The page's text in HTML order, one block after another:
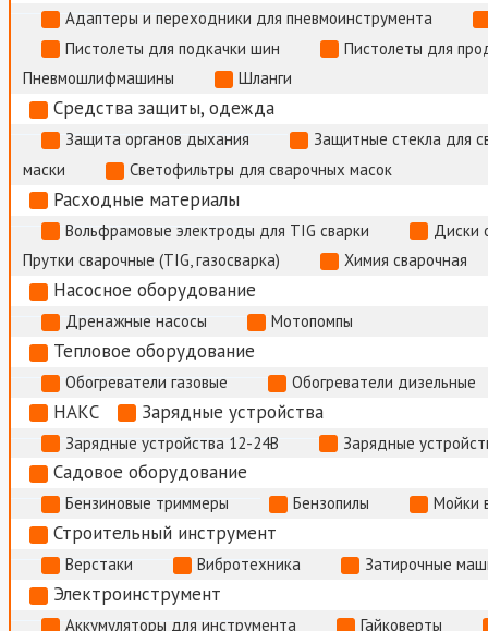
Адаптеры и переходники для пневмоинструмента
Пистолеты для подкачки шин
Пистолеты для
Пневмошлифмашины
Шланги
Средства защиты, одежда
Защита органов дыхания
Защитные стекла для
маски
Светофильтры для сварочных масок
Расходные материалы
Вольфрамовые электроды для TIG сварки
Диски
Прутки сварочные (TIG, газосварка)
Химия сварочная
Насосное оборудование
Дренажные насосы Мотопомпы
Тепловое оборудование
Обогреватели газовые Обогреватели дизельные
НАКС Зарядные устройства
Зарядные устройства 12-24В Зарядные
Садовое оборудование
Бензиновые триммеры Бензопилы Мойки
Строительный инструмент
Верстаки Вибротехника Затирочные
Электроинструмент
Аккумуляторы для инструмента
Гайковерты